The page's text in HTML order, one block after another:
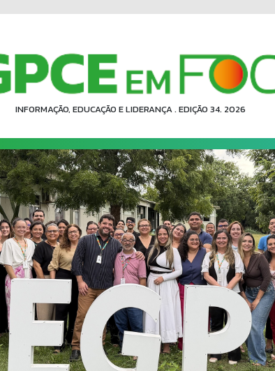
INFORMAÇÃO, EDUCAÇÃO E LIDERANÇA . EDIÇÃO 34. 2026